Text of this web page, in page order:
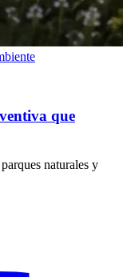
que
naturales y